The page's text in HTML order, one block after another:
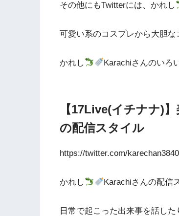
その他にもTwitterには、かれし
可愛い系のコスプレから大胆な
かれし Karachiさんのいろ
【17Live(イチナナ)
の配信スタイル
https://twitter.com/
かれし Karachiさんの配信
日常で起こった出来事を話し